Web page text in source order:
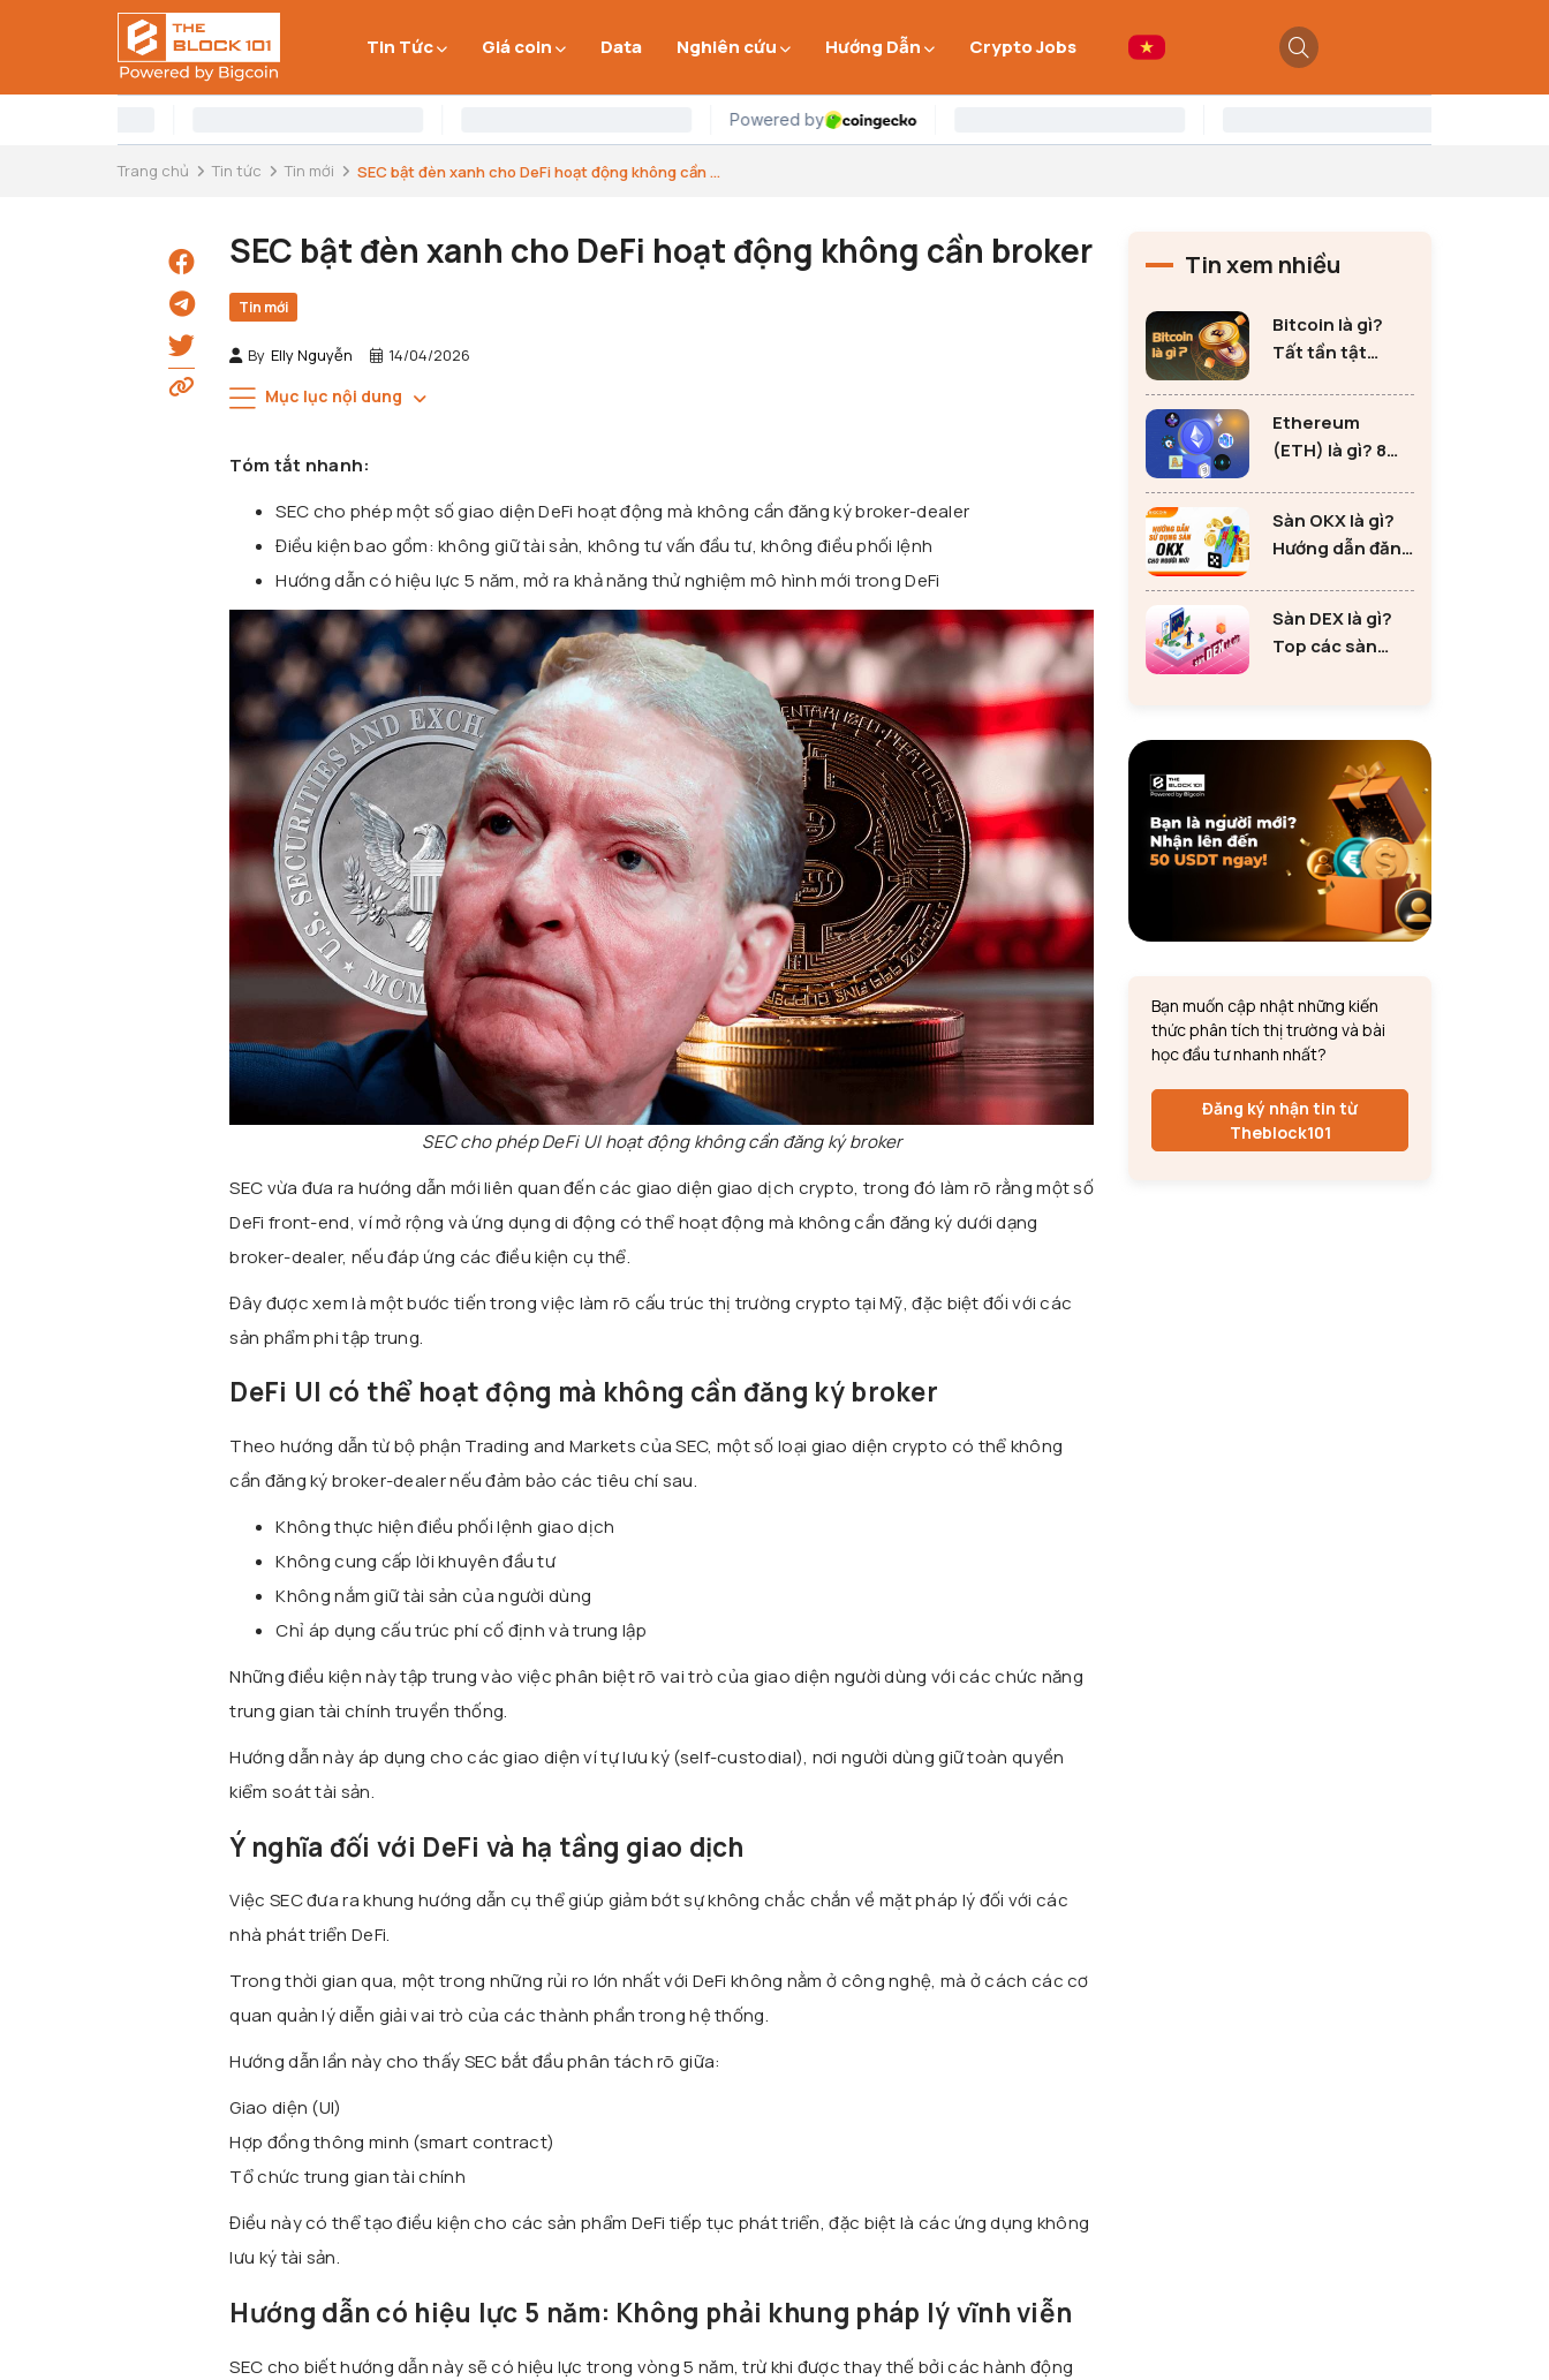
Tin Tức Giá coin Data Nghiên cứu Hướng Dẫn Crypto Jobs
Trang chủ Tin tức Tin mới SEC bật đèn xanh cho DeFi hoạt động không cần ...
SEC bật đèn xanh cho DeFi hoạt động không cần broker
Tin mới
By Elly Nguyễn 14/04/2026
Mục lục nội dung
Tóm tắt nhanh:
SEC cho phép một số giao diện DeFi hoạt động mà không cần đăng ký broker-dealer
Điều kiện bao gồm: không giữ tài sản, không tư vấn đầu tư, không điều phối lệnh
Hướng dẫn có hiệu lực 5 năm, mở ra khả năng thử nghiệm mô hình mới trong DeFi
SEC cho phép DeFi UI hoạt động không cần đăng ký broker
SEC vừa đưa ra hướng dẫn mới liên quan đến các giao diện giao dịch crypto, trong đó làm rõ rằng một số
DeFi front-end, ví mở rộng và ứng dụng di động có thể hoạt động mà không cần đăng ký dưới dạng
broker-dealer, nếu đáp ứng các điều kiện cụ thể.
Đây được xem là một bước tiến trong việc làm rõ cấu trúc thị trường crypto tại Mỹ, đặc biệt đối với các
sản phẩm phi tập trung.
DeFi UI có thể hoạt động mà không cần đăng ký broker
Theo hướng dẫn từ bộ phận Trading and Markets của SEC, một số loại giao diện crypto có thể không
cần đăng ký broker-dealer nếu đảm bảo các tiêu chí sau.
Không thực hiện điều phối lệnh giao dịch
Không cung cấp lời khuyên đầu tư
Không nắm giữ tài sản của người dùng
Chỉ áp dụng cấu trúc phí cố định và trung lập
Những điều kiện này tập trung vào việc phân biệt rõ vai trò của giao diện người dùng với các chức năng
trung gian tài chính truyền thống.
Hướng dẫn này áp dụng cho các giao diện ví tự lưu ký (self-custodial), nơi người dùng giữ toàn quyền
kiểm soát tài sản.
Ý nghĩa đối với DeFi và hạ tầng giao dịch
Việc SEC đưa ra khung hướng dẫn cụ thể giúp giảm bớt sự không chắc chắn về mặt pháp lý đối với các
nhà phát triển DeFi.
Trong thời gian qua, một trong những rủi ro lớn nhất với DeFi không nằm ở công nghệ, mà ở cách các cơ
quan quản lý diễn giải vai trò của các thành phần trong hệ thống.
Hướng dẫn lần này cho thấy SEC bắt đầu phân tách rõ giữa:
Giao diện (UI)
Hợp đồng thông minh (smart contract)
Tổ chức trung gian tài chính
Điều này có thể tạo điều kiện cho các sản phẩm DeFi tiếp tục phát triển, đặc biệt là các ứng dụng không
lưu ký tài sản.
Hướng dẫn có hiệu lực 5 năm: Không phải khung pháp lý vĩnh viễn
SEC cho biết hướng dẫn này sẽ có hiệu lực trong vòng 5 năm, trừ khi được thay thế bởi các hành động
Tin xem nhiều
Bitcoin là gì?
Tất tần tật
Bitcoin
Ethereum
(ETH) là gì? 8
tư Ethereum
Sàn OKX là gì?
Hướng dẫn đăng
mới
Sàn DEX là gì?
Top các sàn
Bạn muốn cập nhật những kiến
thức phân tích thị trường và bài
học đầu tư nhanh nhất?
Đăng ký nhận tin từ
Theblock101